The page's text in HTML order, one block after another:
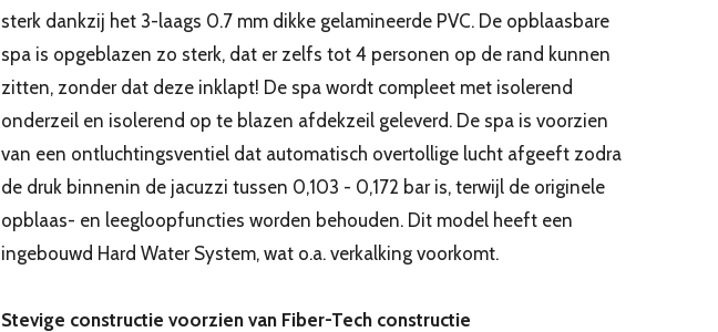
sterk dankzij het 3-laags 0.7 mm dikke gelamineerde PVC. De opblaasbare
spa is opgeblazen zo sterk, dat er zelfs tot 4 personen op de rand kunnen
zitten, zonder dat deze inklapt! De spa wordt compleet met isolerend
onderzeil en isolerend op te blazen afdekzeil geleverd. De spa is voorzien
van een ontluchtingsventiel dat automatisch overtollige lucht afgeeft zodra
de druk binnenin de jacuzzi tussen 0,103 - 0,172 bar is, terwijl de originele
opblaas- en leegloopfuncties worden behouden. Dit model heeft een
ingebouwd Hard Water System, wat o.a. verkalking voorkomt.
Stevige constructie voorzien van Fiber-Tech constructie